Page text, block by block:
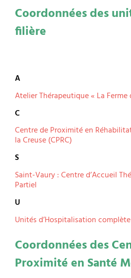
Coordonnées des
filière
A
Atelier Thérapeutique « La Ferme
C
Centre de Proximité en
la Creuse (CPRC)
S
Saint-Vaury : Centre d’Accueil
Partiel
U
Unités d’Hospitalisation
Coordonnées des
Proximité en Santé